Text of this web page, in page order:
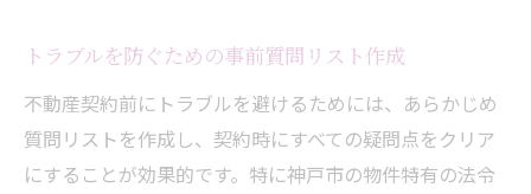
トラブルを防ぐための事前質問リスト作成
不動産契約前にトラブルを避けるためには、あらかじめ
質問リストを作成し、契約時にすべての疑問点をクリア
にすることが効果的です。特に神戸市の物件特有の法令